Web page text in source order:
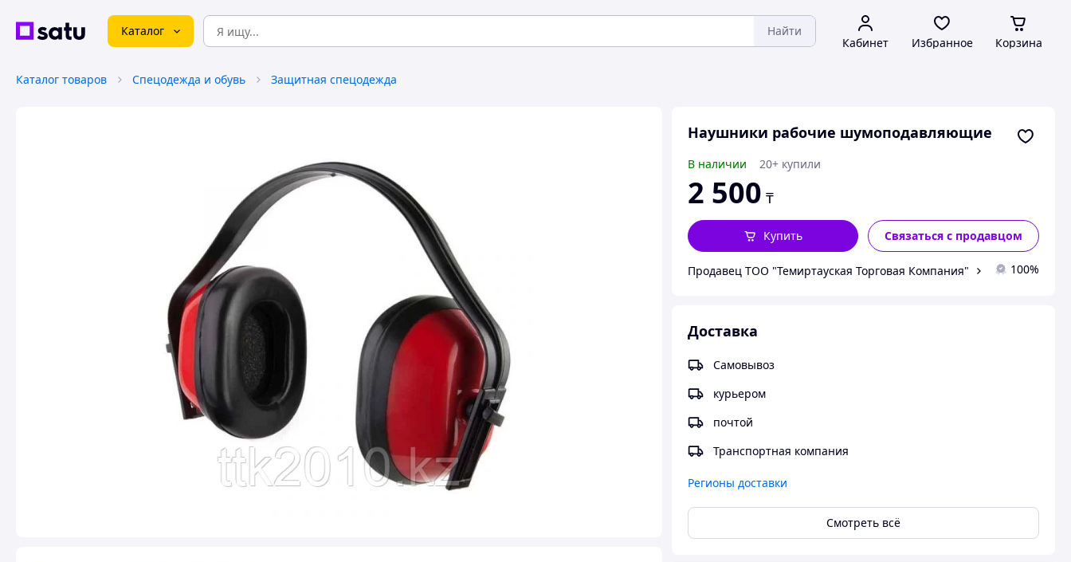
Каталог Найти
Кабинет Избранное Корзина
Каталог товаров Спецодежда и обувь Защитная спецодежда
Наушники рабочие шумоподавляющие
В наличии 20+ купили
2 500 ₸
Купить Связаться с продавцом
Продавец ТОО "Темиртауская Торговая Компания" 100%
Доставка
Самовывоз
курьером
почтой
Транспортная компания
Регионы доставки
Смотреть всё